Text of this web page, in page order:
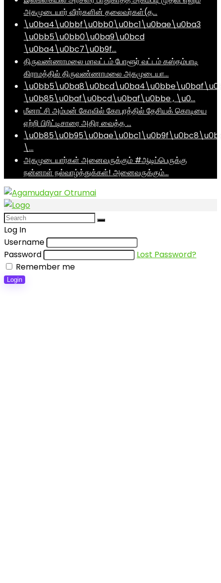
அகமுடையார் வீரர்களின் தலைவர்கள்(த…
\u0ba4\u0bbf\u0bb0\u0bc1\u0bae\u0ba3
\u0bb5\u0bb0\u0ba9\u0bcd
\u0ba4\u0bc7\u0b9f…
திருவண்ணாமலை மாவட்டம் போளூர் வட்டம் கஸ்தம்பாடி
கிராமத்தில் திருவண்ணாமலை அகமுடையா…
\u0b85\u0baf\u0bcd\u0baf\u0bbe , \u0…
மீனாட்சி அம்மன் கோவில் கோபுரத்தில் தேசியக் கொடியை
ஏற்றி பிரிட்டிசாரை அதிர வைத்த …
\…
அகமுடையார்கள் அனைவருக்கும் #ஆடிப்பெருக்கு
நன்னாள் நல்வாழ்த்துக்கள்! அனைவருக்கும்…
Log In
Username
Password
Lost Password?
Remember me
Login